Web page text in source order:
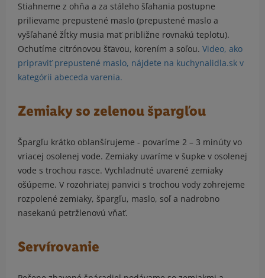
Stiahneme z ohňa a za stáleho šľahania postupne
prilievame prepustené maslo (prepustené maslo a
vyšľahané žĺtky musia mať približne rovnakú teplotu).
Ochutíme citrónovou šťavou, korením a soľou. Video, ako
pripraviť prepustené maslo, nájdete na kuchynalidla.sk v
kategórii abeceda varenia.
Zemiaky so zelenou špargľou
Špargľu krátko oblanšírujeme - povaríme 2 – 3 minúty vo
vriacej osolenej vode. Zemiaky uvaríme v šupke v osolenej
vode s trochou rasce. Vychladnuté uvarené zemiaky
ošúpeme. V rozohriatej panvici s trochou vody zohrejeme
rozpolené zemiaky, špargľu, maslo, soľ a nadrobno
nasekanú petržlenovú vňať.
Servírovanie